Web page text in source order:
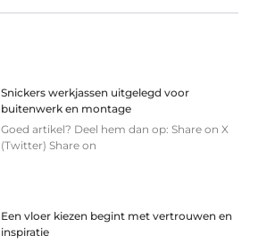
Snickers werkjassen uitgelegd voor
buitenwerk en montage
Goed artikel? Deel hem dan op: Share on X
(Twitter) Share on
Een vloer kiezen begint met vertrouwen en
inspiratie